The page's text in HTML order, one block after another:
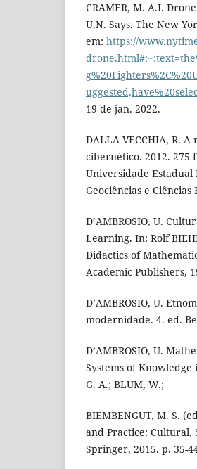
CRAMER, M. A.I.
U.N. Says. The New
em: https://
19 de jan. 2022.
DALLA VECCHIA, R.
cibernético. 2012. 275
Universidade Estadual
Geociências e Ciências
D’AMBROSIO, U.
Learning. In: Rolf
Didactics of
Academic Publishers,
D’AMBROSIO, U.
modernidade. 4. ed.
D’AMBROSIO, U.
Systems of
G. A.; BLUM, W.;
BIEMBENGUT, M. S.
and Practice: Cultural,
Springer, 2015. p. 35-